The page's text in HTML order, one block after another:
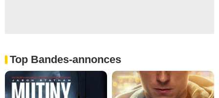
Top Bandes-annonces